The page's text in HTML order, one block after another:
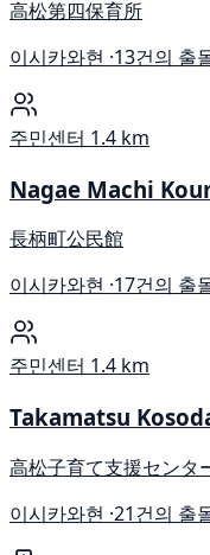
高松第四保育所
이시카와현 ·13건의 출
주민센터 1.4 km
Nagae Machi
長柄町公民館
이시카와현 ·17건의 출
주민센터 1.4 km
Takamatsu
高松子育て支援センタ
이시카와현 ·21건의 출